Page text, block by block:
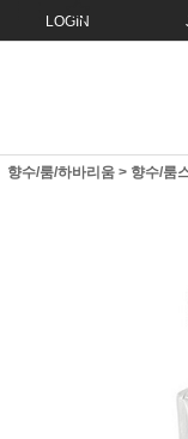
LOGIN
향수/룸/하바리움 > 향수/룸